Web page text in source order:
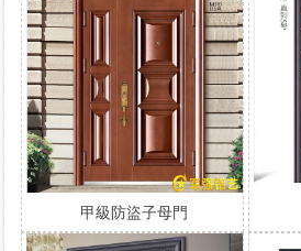
甲級防盜子母門